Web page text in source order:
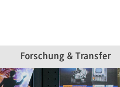
Forschung & Transfer